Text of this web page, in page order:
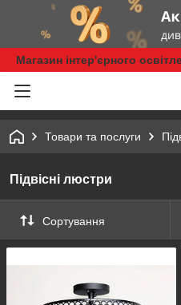
Магазин інтер'єрного
Товари та послуги
Підвісні люстри
Сортування